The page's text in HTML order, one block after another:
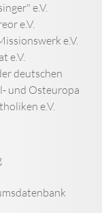
e.V.
e.V.
e.V.
e.V.
deutschen
und Osteuropa
e.V.